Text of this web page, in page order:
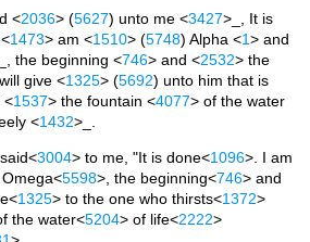
<2036> (5627) unto me <3427>_, It is
1473> am <1510> (5748) Alpha <1> and
the beginning <746> and <2532> the
give <1325> (5692) unto him that is
<1537> the fountain <4077> of the water
<1432>_.
3004> to me, "It is done<1096>. I am
5598>, the beginning<746> and
1325> to the one who thirsts<1372>
the water<5204> of life<2222>